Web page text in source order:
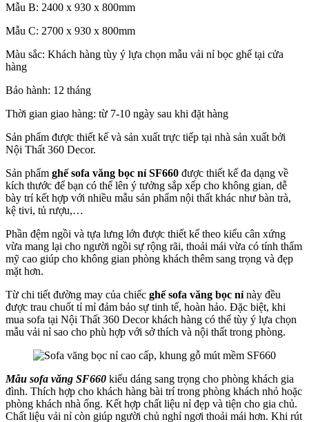
Mẫu B: 2400 x 930 x 800mm
Mẫu C: 2700 x 930 x 800mm
Màu sắc: Khách hàng tùy ý lựa chọn mẫu vải nỉ bọc ghế tại cửa
hàng
Bảo hành: 12 tháng
Thời gian giao hàng: từ 7-10 ngày sau khi đặt hàng
Sản phẩm được thiết kế và sản xuất trực tiếp tại nhà sản xuất bởi
Nội Thất 360 Decor.
Sản phẩm ghế sofa văng bọc nỉ SF660 được thiết kế đa dạng về
kích thước để bạn có thể lên ý tưởng sắp xếp cho không gian, dễ
bày trí kết hợp với nhiều mẫu sản phẩm nội thất khác như bàn trà,
kệ tivi, tủ rượu,…
Phần đệm ngồi và tựa lưng lớn được thiết kế theo kiểu cân xứng
vừa mang lại cho người ngồi sự rộng rãi, thoải mái vừa có tính thẩm
mỹ cao giúp cho không gian phòng khách thêm sang trọng và đẹp
mặt hơn.
Từ chi tiết đường may của chiếc ghế sofa văng bọc nỉ này đều
được trau chuốt tỉ mỉ đảm bảo sự tinh tế, hoàn hảo. Đặc biệt, khi
mua sofa tại Nội Thất 360 Decor khách hàng có thể tùy ý lựa chọn
mẫu vải nỉ sao cho phù hợp với sở thích và nội thất trong phòng.
Mẫu sofa văng SF660 kiểu dáng sang trọng cho phòng khách gia
đình. Thích hợp cho khách hàng bài trí trong phòng khách nhỏ hoặc
phòng khách nhà ống. Kết hợp chất liệu nỉ đẹp và tiện cho gia chủ.
Chất liệu vải nỉ còn giúp người chủ nghỉ ngơi thoải mái hơn. Khi rút